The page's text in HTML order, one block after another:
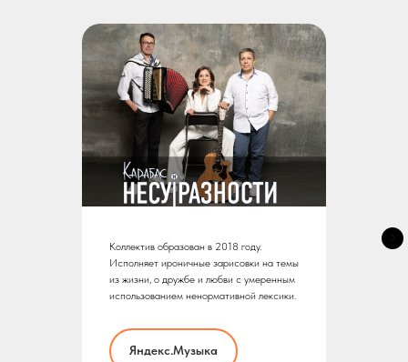
Коллектив образован в 2018 году.
Исполняет ироничные зарисовки на темы
из жизни, о дружбе и любви с умеренным
использованием ненормативной лексики.
Яндекс.Музыка